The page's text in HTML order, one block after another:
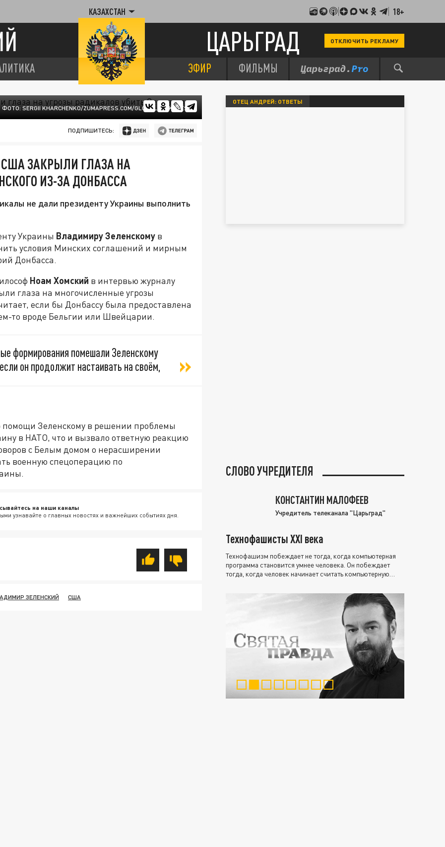
КАЗАХСТАН 18+
ЦАРЬГРАД ОТКЛЮЧИТЬ РЕКЛАМУ
ЭФИР ФИЛЬМЫ
ФОТО: SERGII KHARCHENKO/ZUMAPRESS.COM/GLOBALLOOKPRESS
ПОДПИШИТЕСЬ:
ЗАКРЫЛИ ГЛАЗА НА
ИЗ-ЗА ДОНБАССА
не дали президенту Украины выполнить
Украины Владимиру Зеленскому в
условия Минских соглашений и мирным
Донбасса.
Ноам Хомский в интервью журналу
глаза на многочисленные угрозы
если бы Донбассу была предоставлена
то вроде Бельгии или Швейцарии.
формирования помешали Зеленскому
он продолжит настаивать на своём,
Зеленскому в решении проблемы
в НАТО, что и вызвало ответную реакцию
с Белым домом о нерасширении
военную спецоперацию по
на наши каналы
узнавайте о главных новостях и важнейших событиях дня.
ЗЕЛЕНСКИЙ США
ОТЕЦ АНДРЕЙ: ОТВЕТЫ
СЛОВО УЧРЕДИТЕЛЯ
КОНСТАНТИН МАЛОФЕЕВ
Учредитель телеканала "Царьград"
Технофашисты XXI века
Технофашизм побеждает не тогда, когда компьютерная
программа становится умнее человека. Он побеждает
тогда, когда человек начинает считать компьютерную